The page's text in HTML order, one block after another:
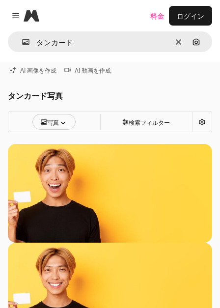
Close menu
Magnific
消去 画像で
料金 ログイン
AI 画像を作成 AI 動画を作成
タンカード写真
写真 検索フィルター